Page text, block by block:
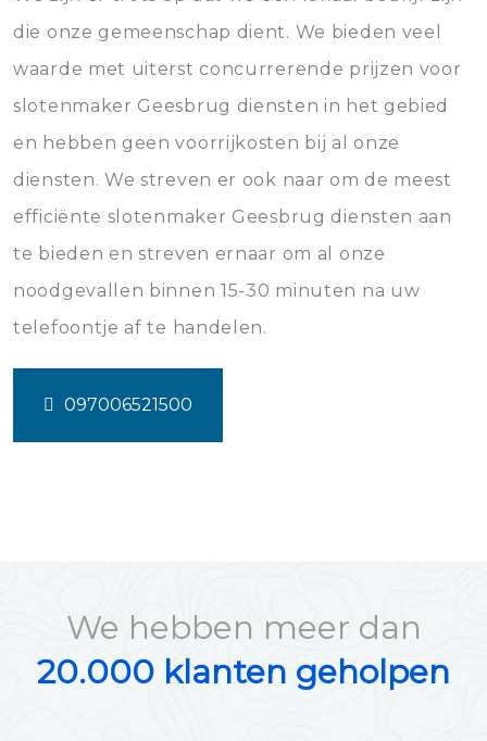
die onze gemeenschap dient. We bieden veel
waarde met uiterst concurrerende prijzen voor
slotenmaker Geesbrug diensten in het gebied
en hebben geen voorrijkosten bij al onze
diensten. We streven er ook naar om de meest
efficiënte slotenmaker Geesbrug diensten aan
te bieden en streven ernaar om al onze
noodgevallen binnen 15-30 minuten na uw
telefoontje af te handelen.
097006521500
We hebben meer dan
20.000 klanten geholpen